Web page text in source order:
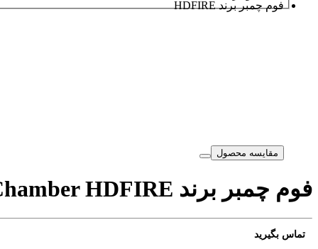
فوم چمبر برند HDFIRE
مقایسه محصول
فوم چمبر برند HDFIRE HDFIRE
تماس بگیرید